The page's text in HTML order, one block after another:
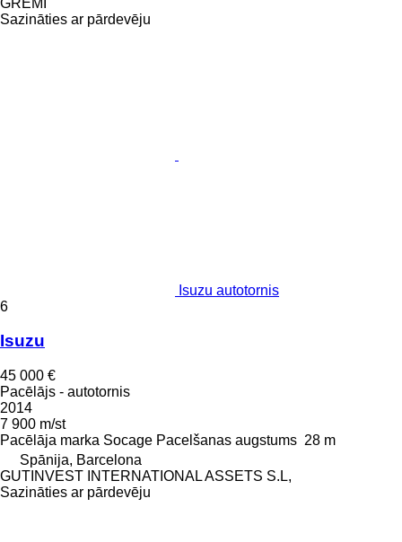
Sazināties ar pārdevēju
Isuzu autotornis
6
Isuzu
45 000 €
Pacēlājs - autotornis
2014
7 900 m/st
Pacēlāja marka Socage Pacelšanas augstums 28 m
Spānija, Barcelona
GUTINVEST INTERNATIONAL ASSETS S.L,
Sazināties ar pārdevēju